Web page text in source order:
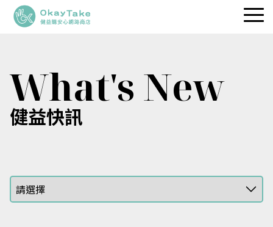
專利保健品
品牌理念
What's New
健益快訊